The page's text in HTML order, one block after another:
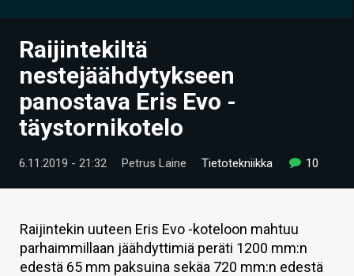
UUTISET
ARTIKKELIT
VIDEOT
TECHBBS
HINTA.FI
KAUPPA
Raijintekiltä
nestejäähdytykseen
panostava Eris Evo -
täystornikotelo
6.11.2019 - 21:32 Petrus Laine Tietotekniikka 10
Raijintekin uuteen Eris Evo -koteloon mahtuu
parhaimmillaan jäähdyttimiä peräti 1200 mm:n
edestä 65 mm paksuina sekäa 720 mm:n edestä